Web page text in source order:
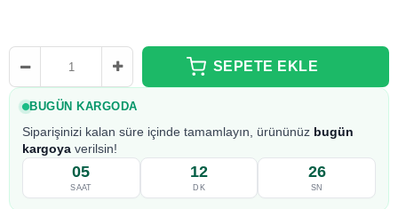
BUGÜN KARGODA
Siparişinizi kalan süre içinde tamamlayın, ürününüz bugün
kargoya verilsin!
05
SAAT
12
DK
25
SN